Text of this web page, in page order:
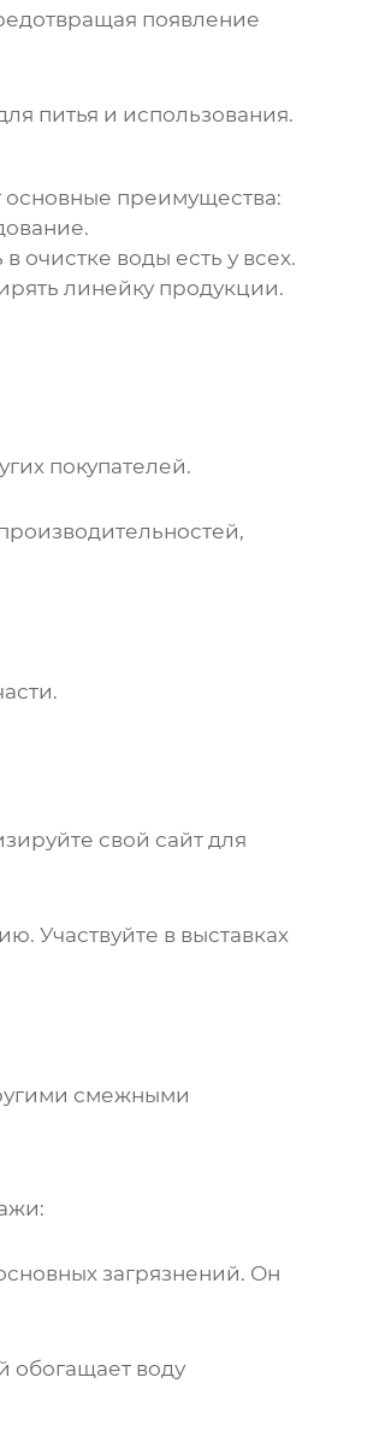
появление
питья и использования.
преимущества:
воды есть у всех.
линейку продукции.
покупателей.
свой сайт для
Участвуйте в выставках
смежными
загрязнений. Он
обогащает воду